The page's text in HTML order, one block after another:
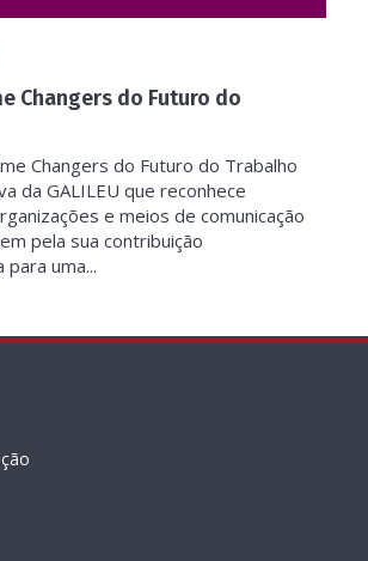
Changers do Futuro do
Changers do Futuro do Trabalho
da GALILEU que reconhece
e meios de comunicação
pela sua contribuição
uma...